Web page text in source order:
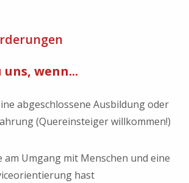
uns, wenn...
abgeschlossene Ausbildung oder
(Quereinsteiger willkommen!)
am Umgang mit Menschen und eine
hast